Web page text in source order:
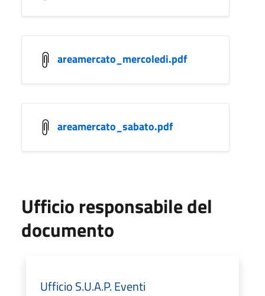
areamercato_mercoledi.pdf
areamercato_sabato.pdf
Ufficio responsabile del
documento
Ufficio S.U.A.P. Eventi